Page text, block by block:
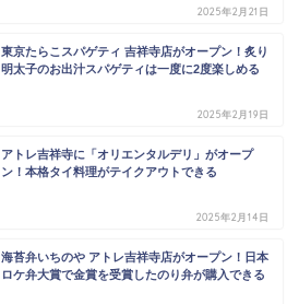
2025年2月21日
東京たらこスパゲティ 吉祥寺店がオープン！炙り
明太子のお出汁スパゲティは一度に2度楽しめる
2025年2月19日
アトレ吉祥寺に「オリエンタルデリ」がオープ
ン！本格タイ料理がテイクアウトできる
2025年2月14日
海苔弁いちのや アトレ吉祥寺店がオープン！日本
ロケ弁大賞で金賞を受賞したのり弁が購入できる